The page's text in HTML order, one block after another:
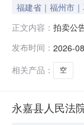
福建省｜福州市
正文内容： 拍卖公
尾镇儒
发布时间： 2026-
相关产品：
空
永嘉县人民法